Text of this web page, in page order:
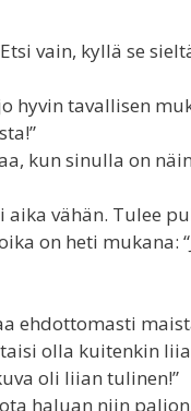
vain, kyllä se
hyvin tavallisen
kun sinulla on näin
vähän. Tulee
on heti mukana:
ehdottomasti
olla kuitenkin
oli liian tulinen!”
haluan niin